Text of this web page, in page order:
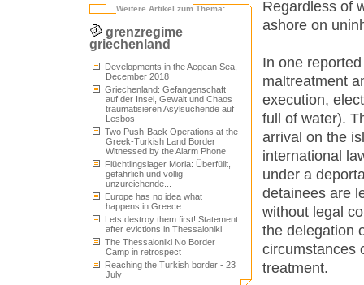
Weitere Artikel zum Thema:
grenzregime
griechenland
Developments in the Aegean Sea,
December 2018
Griechenland: Gefangenschaft
auf der Insel, Gewalt und Chaos
traumatisieren Asylsuchende auf
Lesbos
Two Push-Back Operations at the
Greek-Turkish Land Border
Witnessed by the Alarm Phone
Flüchtlingslager Moria: Überfüllt,
gefährlich und völlig
unzureichende...
Europe has no idea what
happens in Greece
Lets destroy them first! Statement
after evictions in Thessaloniki
The Thessaloniki No Border
Camp in retrospect
Reaching the Turkish border - 23
July
Regardless of
ashore on
In one
maltreatment
execution,
full of water).
arrival on the
international
under a
detainees are
without legal
the delegation
circumstances
treatment.